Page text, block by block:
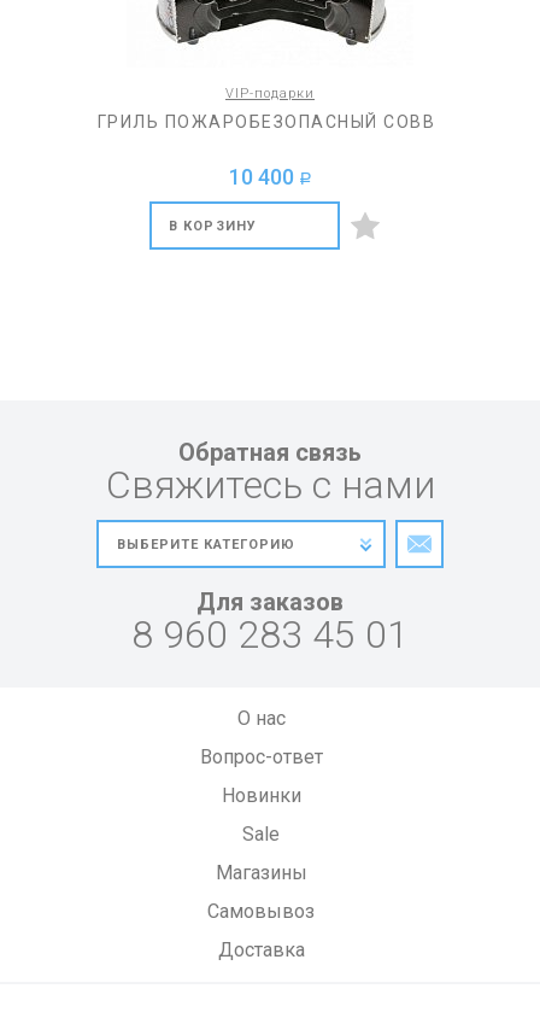
VIP-подарки
ГРИЛЬ ПОЖАРОБЕЗОПАСНЫЙ COBB
10 400 a
В КОРЗИНУ
Обратная связь
Свяжитесь с нами
Для заказов
8 960 283 45 01
О нас
Вопрос-ответ
Новинки
Sale
Магазины
Самовывоз
Доставка